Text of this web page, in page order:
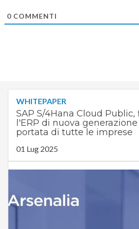
0COMMENTI
WHITEPAPER
SAP S/4Hana Cloud
l'ERP di nuova
portata di tutte le imprese
01 Lug 2025